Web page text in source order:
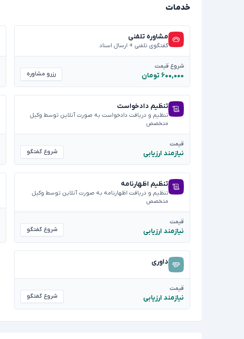
خدمات
مشاوره تلفنی
گفتگوی تلفنی + ارسال اسناد
شروع قیمت
۶۰۰,۰۰۰ تومان رزرو مشاوره
تنظیم دادخواست
تنظیم و دریافت دادخواست به صورت آنلاین توسط وکیل
متخصص
قیمت
نیازمند ارزیابی شروع گفتگو
تنظیم اظهارنامه
تنظیم و دریافت اظهارنامه به صورت آنلاین توسط وکیل
متخصص
قیمت
نیازمند ارزیابی شروع گفتگو
داوری
قیمت
نیازمند ارزیابی شروع گفتگو